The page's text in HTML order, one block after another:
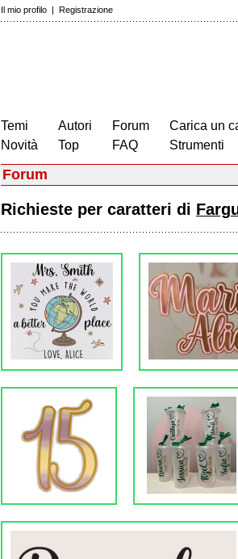
Il mio profilo | Registrazione
Temi
Novità
Autori
Top
Forum
FAQ
Carica un
Strumenti
Forum
Richieste per caratteri di